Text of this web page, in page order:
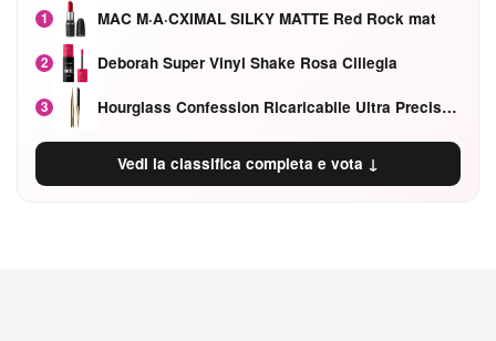
1 MAC M·A·CXIMAL SILKY MATTE Red Rock mat
2 Deborah Super Vinyl Shake Rosa Ciliegia
3 Hourglass Confession Ricaricabile Ultra Preciso Ad Alta Intensità Secretly Classic Red
Vedi la classifica completa e vota ↓